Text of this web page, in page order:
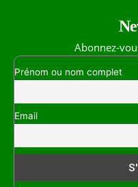
Abonnez-
Prénom ou nom complet
Email